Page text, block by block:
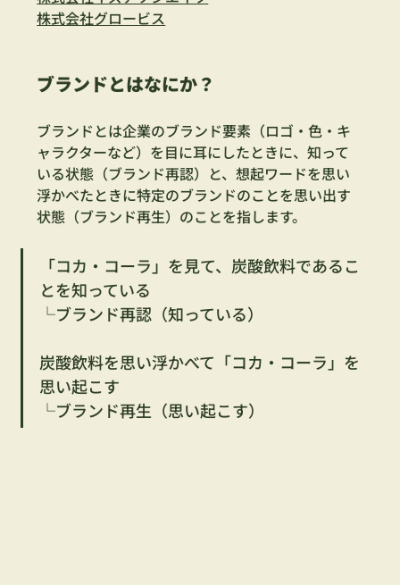
株式会社グロービス
ブランドとはなにか？
ブランドとは企業のブランド要素（ロゴ・色・キ
ャラクターなど）を目に耳にしたときに、知って
いる状態（ブランド再認）と、想起ワードを思い
浮かべたときに特定のブランドのことを思い出す
状態（ブランド再生）のことを指します。
「コカ・コーラ」を見て、炭酸飲料であるこ
とを知っている
└ブランド再認（知っている）
炭酸飲料を思い浮かべて「コカ・コーラ」を
思い起こす
└ブランド再生（思い起こす）